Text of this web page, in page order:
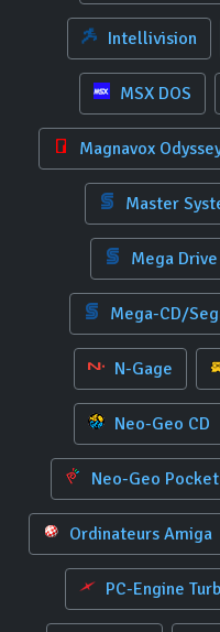
Intellivision
MSX DOS
Magnavox
Master
Mega
Mega-CD/
N-Gage
Neo-Geo CD
Neo-Geo
Ordinateurs Amiga
PC-Engine